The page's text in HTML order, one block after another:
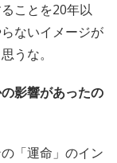
ことを20年以
ないイメージが
うな。
影響があったの
「運命」のイン